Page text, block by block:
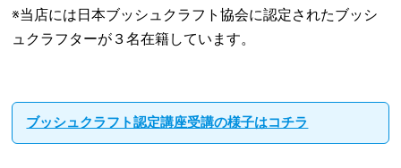
※当店には日本ブッシュクラフト協会に認定されたブッシ
ュクラフターが３名在籍しています。
ブッシュクラフト認定講座受講の様子はコチラ